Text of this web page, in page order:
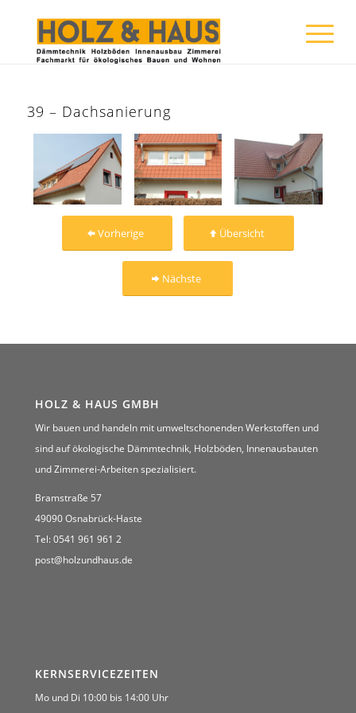
39 – Dachsanierung
Vorherige Übersicht
Nächste
HOLZ & HAUS GMBH
Wir bauen und handeln mit umweltschonenden Werkstoffen und
sind auf ökologische Dämmtechnik, Holzböden, Innenausbauten
und Zimmerei-Arbeiten spezialisiert.
Bramstraße 57
49090 Osnabrück-Haste
Tel: 0541 961 961 2
post@holzundhaus.de
KERNSERVICEZEITEN
Mo und Di 10:00 bis 14:00 Uhr